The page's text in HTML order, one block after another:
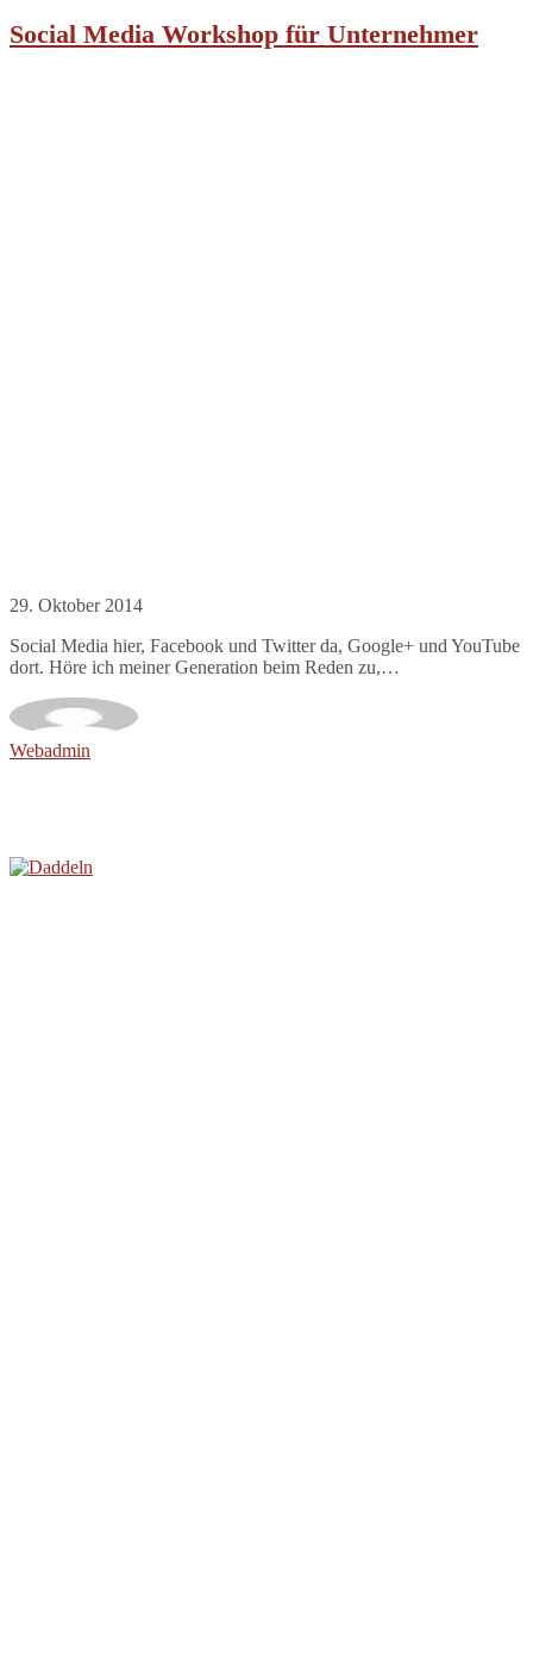
Social Media Workshop für Unternehmer
29. Oktober 2014
Social Media hier, Facebook und Twitter da, Google+ und YouTube
dort. Höre ich meiner Generation beim Reden zu,…
Webadmin